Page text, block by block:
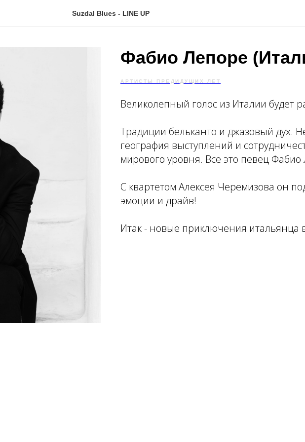
Suzdal Blues - LINE UP
Фабио Лепоре
АРТИСТЫ ПРЕДИДУЩИХ ЛЕТ
Великолепный голос из Италии будет
Традиции бельканто и джазовый дух.
география выступлений и
мирового уровня. Все это певец Фабио
С квартетом Алексея Черемизова он
эмоции и драйв!
Итак - новые приключения итальянца